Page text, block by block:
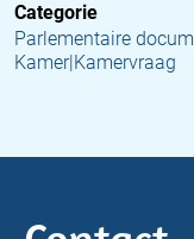
Categorie
Parlementaire
Kamer|Kamervraag